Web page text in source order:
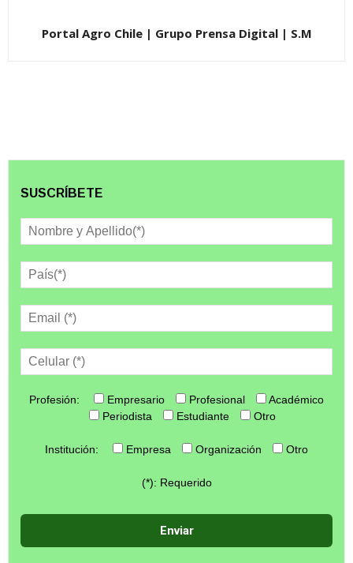
Portal Agro Chile | Grupo Prensa Digital | S.M
SUSCRÍBETE
Profesión: Empresario Profesional
Académico
Periodista
Estudiante Otro
Institución: Empresa Organización Otro
(*): Requerido